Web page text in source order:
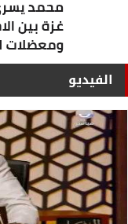
الفيديو